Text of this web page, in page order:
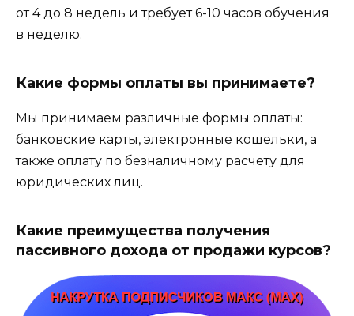
от 4 до 8 недель и требует 6-10 часов обучения
в неделю.
Какие формы оплаты вы принимаете?
Мы принимаем различные формы оплаты:
банковские карты, электронные кошельки, а
также оплату по безналичному расчету для
юридических лиц.
Какие преимущества получения
пассивного дохода от продажи курсов?